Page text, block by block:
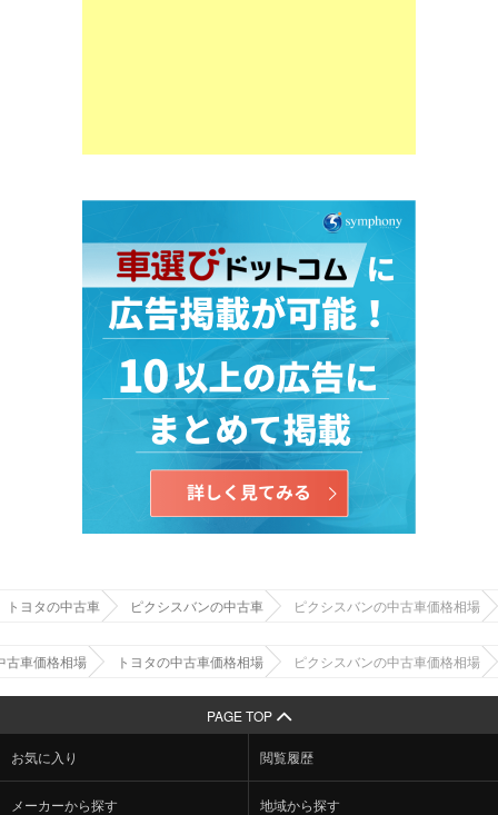
トヨタの中古車 ピクシスバンの中古車 ピクシスバンの中古車価格相場
古車価格相場 トヨタの中古車価格相場 ピクシスバンの中古車価格相場
PAGE TOP
お気に入り 閲覧履歴
メーカーから探す 地域から探す